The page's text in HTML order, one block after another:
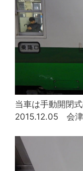
当車は手動開閉
2015.12.05 会